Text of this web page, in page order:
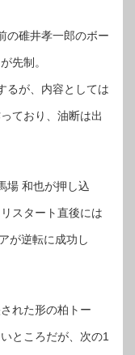
の碓井孝一郎のボー
先制。
るが、内容としては
ており、油断は出
場 和也が押し込
スタート直後には
が逆転に成功し
れた形の柏トー
ところだが、次の1